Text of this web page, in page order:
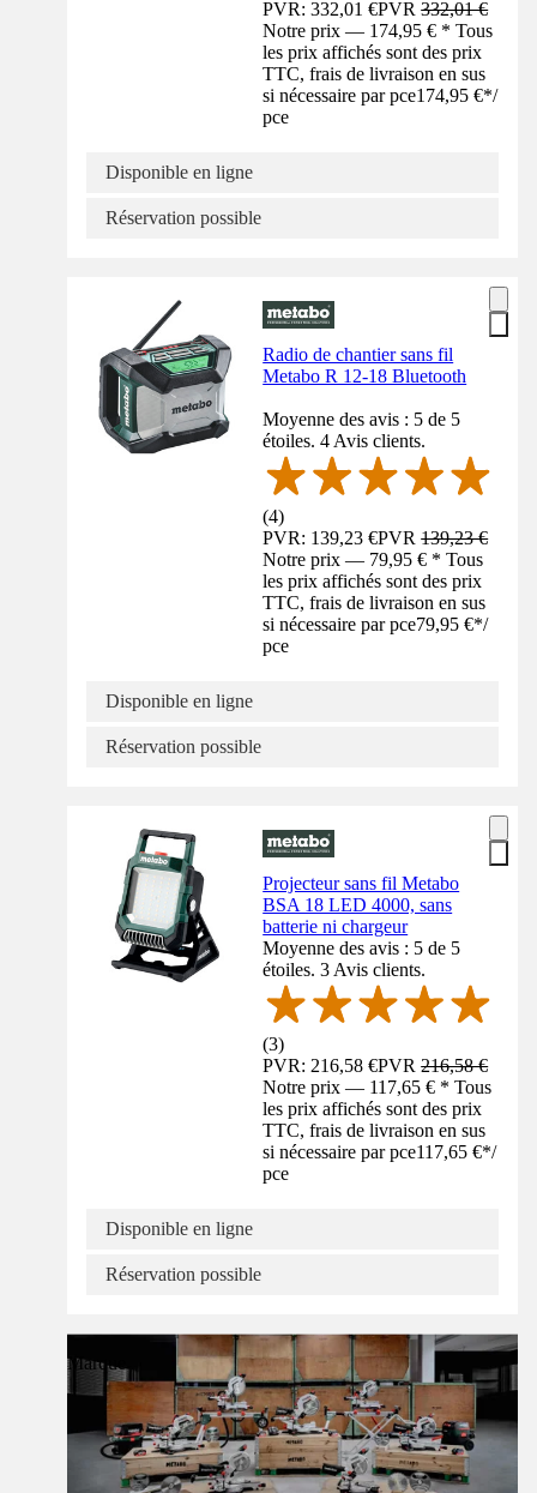
PVR: 332,01 €PVR332,01 €
Notre prix — 174,95 € * Tous
les prix affichés sont des prix
TTC, frais de livraison en sus
si nécessaire par pce174,95 €*/
pce
Disponible en ligne
Réservation possible
Radio de chantier sans fil
Metabo R 12-18 Bluetooth
Moyenne des avis : 5 de 5
étoiles. 4 Avis clients.
(4)
PVR: 139,23 €PVR139,23 €
Notre prix — 79,95 € * Tous
les prix affichés sont des prix
TTC, frais de livraison en sus
si nécessaire par pce79,95 €*/
pce
Disponible en ligne
Réservation possible
Projecteur sans fil Metabo
BSA 18 LED 4000, sans
batterie ni chargeur
Moyenne des avis : 5 de 5
étoiles. 3 Avis clients.
(3)
PVR: 216,58 €PVR216,58 €
Notre prix — 117,65 € * Tous
les prix affichés sont des prix
TTC, frais de livraison en sus
si nécessaire par pce117,65 €*/
pce
Disponible en ligne
Réservation possible
Marque